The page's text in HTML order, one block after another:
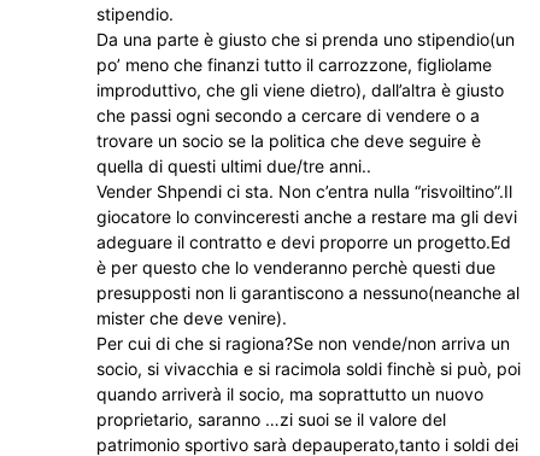
stipendio.
Da una parte è giusto che si prenda uno stipendio(un
po’ meno che finanzi tutto il carrozzone, figliolame
improduttivo, che gli viene dietro), dall’altra è giusto
che passi ogni secondo a cercare di vendere o a
trovare un socio se la politica che deve seguire è
quella di questi ultimi due/tre anni..
Vender Shpendi ci sta. Non c’entra nulla “risvoiltino”.Il
giocatore lo convinceresti anche a restare ma gli devi
adeguare il contratto e devi proporre un progetto.Ed
è per questo che lo venderanno perchè questi due
presupposti non li garantiscono a nessuno(neanche al
mister che deve venire).
Per cui di che si ragiona?Se non vende/non arriva un
socio, si vivacchia e si racimola soldi finchè si può, poi
quando arriverà il socio, ma soprattutto un nuovo
proprietario, saranno …zi suoi se il valore del
patrimonio sportivo sarà depauperato,tanto i soldi dei